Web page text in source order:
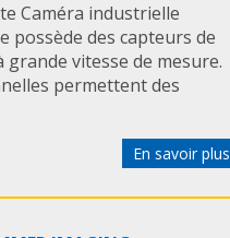
Caméra industrielle
des capteurs de
vitesse de mesure.
permettent des
En savoir plus